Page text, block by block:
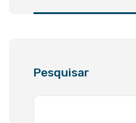
Pesquisar